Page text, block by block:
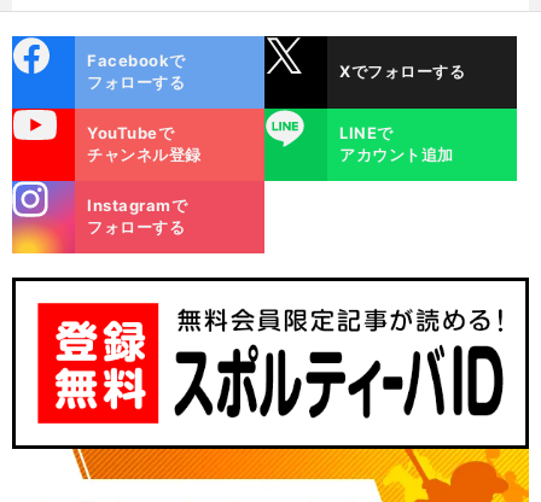
ok
Facebookで
フォローする
Xでフォローする
YouTubeで
チャンネル登録
LINE
LINEで
アカウント追加
m
Instagramで
フォローする